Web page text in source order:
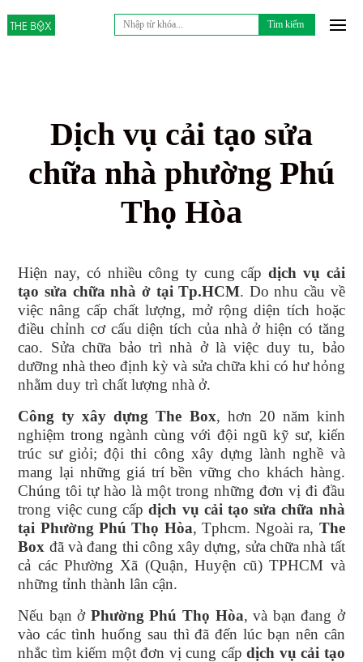
Tìm
kiếm
Dịch vụ cải tạo sửa
chữa nhà phường Phú
Thọ Hòa
Hiện nay, có nhiều công ty cung cấpdịch vụ cải
tạo sửa chữa nhà ở tại Tp.HCM. Do nhu cầu về
việc nâng cấp chất lượng, mở rộng diện tích hoặc
điều chỉnh cơ cấu diện tích của nhà ở hiện có tăng
cao. Sửa chữa bảo trì nhà ở là việc duy tu, bảo
dưỡng nhà theo định kỳ và sửa chữa khi có hư hỏng
nhằm duy trì chất lượng nhà ở.
Công ty xây dựng The Box, hơn 20 năm kinh
nghiệm trong ngành cùng với đội ngũ kỹ sư, kiến
trúc sư giỏi; đội thi công xây dựng lành nghề và
mang lại những giá trí bền vững cho khách hàng.
Chúng tôi tự hào là một trong những đơn vị đi đầu
trong việc cung cấpdịch vụ cải tạo sửa chữa nhà
tại Phường Phú Thọ Hòa, Tphcm. Ngoài ra, The
Box đã và đang thi công xây dựng, sửa chữa nhà tất
cả các Phường Xã (Quận, Huyện cũ) TPHCM và
những tỉnh thành lân cận.
Nếu bạn ở Phường Phú Thọ Hòa, và bạn đang ở
vào các tình huống sau thì đã đến lúc bạn nên cân
nhắc tìm kiếm một đơn vị cung cấpdịch vụ cải tạo